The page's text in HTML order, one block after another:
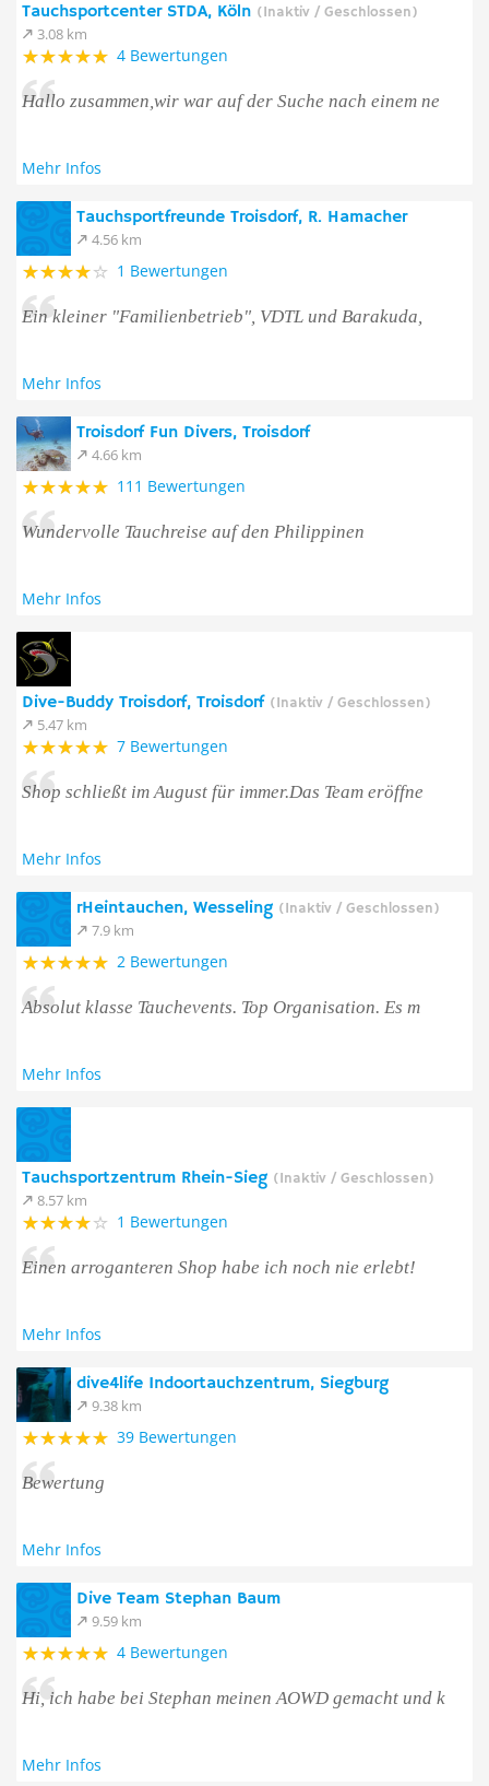
Tauchsportcenter STDA, Köln (Inaktiv / Geschlossen)
3.08 km
4 Bewertungen
Hallo zusammen,wir war auf der Suche nach einem ne
Mehr Infos
Tauchsportfreunde Troisdorf, R. Hamacher
4.56 km
1 Bewertungen
Ein kleiner "Familienbetrieb", VDTL und Barakuda,
Mehr Infos
Troisdorf Fun Divers, Troisdorf
4.66 km
111 Bewertungen
Wundervolle Tauchreise auf den Philippinen
Mehr Infos
Dive-Buddy Troisdorf, Troisdorf (Inaktiv / Geschlossen)
5.47 km
7 Bewertungen
Shop schließt im August für immer.Das Team eröffne
Mehr Infos
rHeintauchen, Wesseling (Inaktiv / Geschlossen)
7.9 km
2 Bewertungen
Absolut klasse Tauchevents. Top Organisation. Es m
Mehr Infos
Tauchsportzentrum Rhein-Sieg (Inaktiv / Geschlossen)
8.57 km
1 Bewertungen
Einen arroganteren Shop habe ich noch nie erlebt!
Mehr Infos
dive4life Indoortauchzentrum, Siegburg
9.38 km
39 Bewertungen
Bewertung
Mehr Infos
Dive Team Stephan Baum
9.59 km
4 Bewertungen
Hi, ich habe bei Stephan meinen AOWD gemacht und k
Mehr Infos